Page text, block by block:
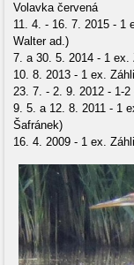
Volavka červená
11. 4. - 16. 7. 2015 - 1
Walter ad.)
7. a 30. 5. 2014 - 1
10. 8. 2013 - 1 ex.
23. 7. - 2. 9. 2012 - 1-
9. 5. a 12. 8. 2011 - 1
Šafránek)
16. 4. 2009 - 1 ex.